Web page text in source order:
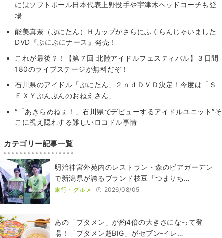
にはソフトボール日本代表上野投手や宇津木ヘッドコーチも登
場
能美真奈（ぷにたん）Ｈカップがさらにふくらんじゃいました
DVD『ぷにぷにナース』発売！
これが最後？！【第７回 北陸アイドルフェスティバル】３日間
180のライブステージが無料だぞ！
石川県のアイドル「ぷにたん」２ｎｄＤＶＤ決定！今度は「Ｓ
ＥＸＹぷんぷんのおねえさん」
“「あきらめねぇ！」石川県でデビューするアイドルユニット”そ
こに視え隠れする難しいロコドル事情
カテゴリー記事一覧
明治神宮外苑内のレストラン・森のビアガーデン
で新潟県が誇るブランド枝豆「つまりち…
旅行・グルメ 2026/08/05
あの「ブタメン」が約4倍の大きさになって登
場！「ブタメン超BIG」がセブン‐イレ…